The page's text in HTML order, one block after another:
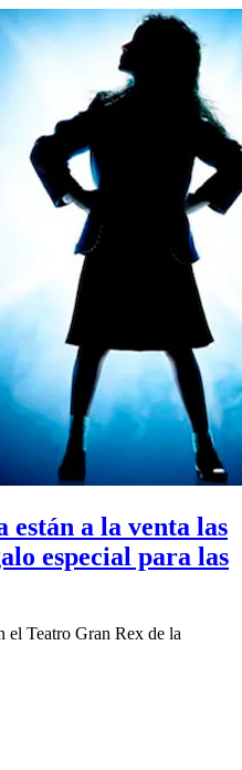
a la venta las
especial para las
el Teatro Gran Rex de la